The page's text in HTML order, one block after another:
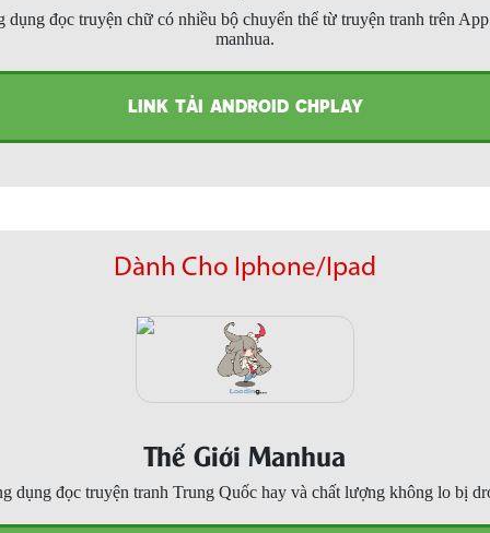
dụng đọc truyện chữ có nhiều bộ chuyển thể từ truyện tranh trên
manhua.
LINK TẢI ANDROID CHPLAY
Dành Cho Iphone/Ipad
Thế Giới Manhua
dụng đọc truyện tranh Trung Quốc hay và chất lượng không lo bị